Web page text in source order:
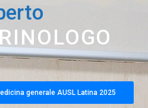
generale AUSL Latina 2025